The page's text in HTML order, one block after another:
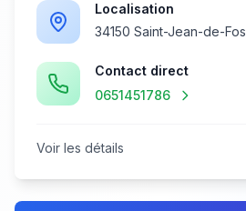
Localisation
34150 Saint-Jean-de-Fos
Contact direct
0651451786
Voir les détails